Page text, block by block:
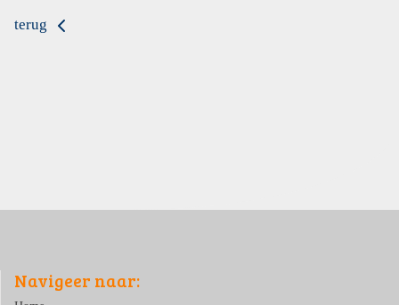
terug
Navigeer naar: